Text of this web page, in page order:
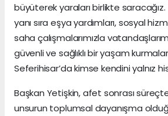
büyüterek yaraları birlikte
yanı sıra eşya yardımları, sosyal
saha çalışmalarımızla
güvenli ve sağlıklı bir yaşam
Seferihisar’da kimse kendini yalnız
Başkan Yetişkin, afet sonrası
unsurun toplumsal dayanışma